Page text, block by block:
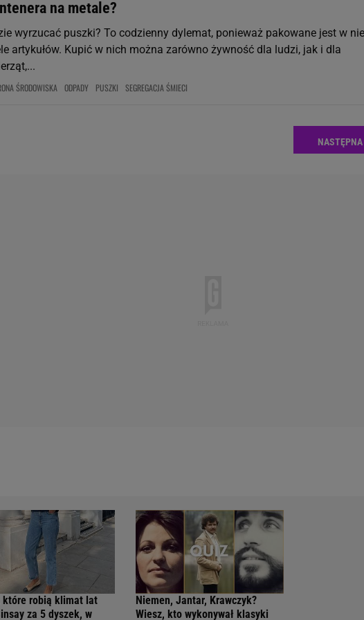
na metale?
wyrzucać puszki? To codzienny dylemat, ponieważ pakowane jest w nie
artykułów. Kupić w nich można zarówno żywność dla ludzi, jak i dla
ŚRODOWISKA ODPADY PUSZKI SEGREGACJA ŚMIECI
NASTĘPNA
które robią klimat lat
za 5 dyszek, w
Niemen, Jantar, Krawczyk?
Wiesz, kto wykonywał klasyki